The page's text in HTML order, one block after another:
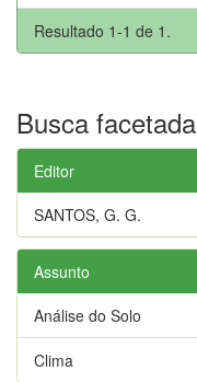
Resultado 1-1 de 1.
Busca facetada
Editor
SANTOS, G. G.
Assunto
Análise do Solo
Clima